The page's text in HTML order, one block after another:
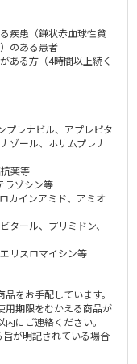
疾患（鎌状赤血球性貧
のある患者
ある方（4時間以上続く
プレナビル、アプレピタ
ゾール、ホサムプレナ
薬等
ラゾシン等
カインアミド、アミオ
タール、プリミドン、
リスロマイシン等
をお手配しています。
用期限をむかえる商品が
にご連絡ください。
が明記されている場合